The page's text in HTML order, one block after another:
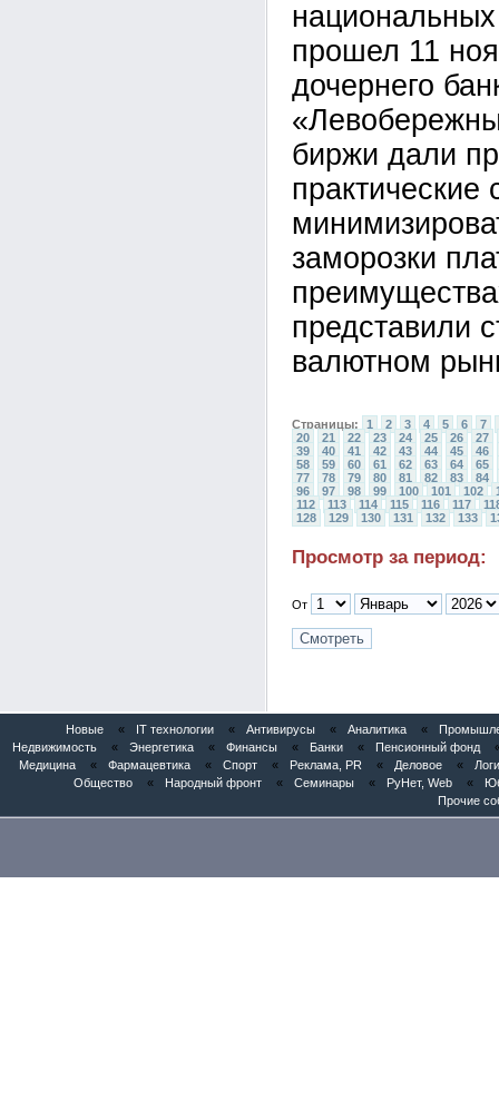
прошел 11
дочернего
биржи дали
практические
заморозки
представили
валютном
Страницы: 1 2 3 4 5 6
7
20
21 22 23 24 25 26
27
39
40 41 42 43 44 45
46
58
59 60 61 62 63 64
65
77
78 79 80 81 82 83
84
96
97 98 99 100 101 102
112
113 114 115 116 117
128
129 130 131 132 133
Просмотр за период:
От
Новые « IT технологии « Антивирусы « Аналитика «
Недвижимость
« Энергетика « Финансы « Банки « Пенсионный фонд
Медицина
« Фармацевтика « Спорт « Реклама, PR « Деловое «
Общество
« Народный фронт « Семинары « РуНет, Web «
Прочие